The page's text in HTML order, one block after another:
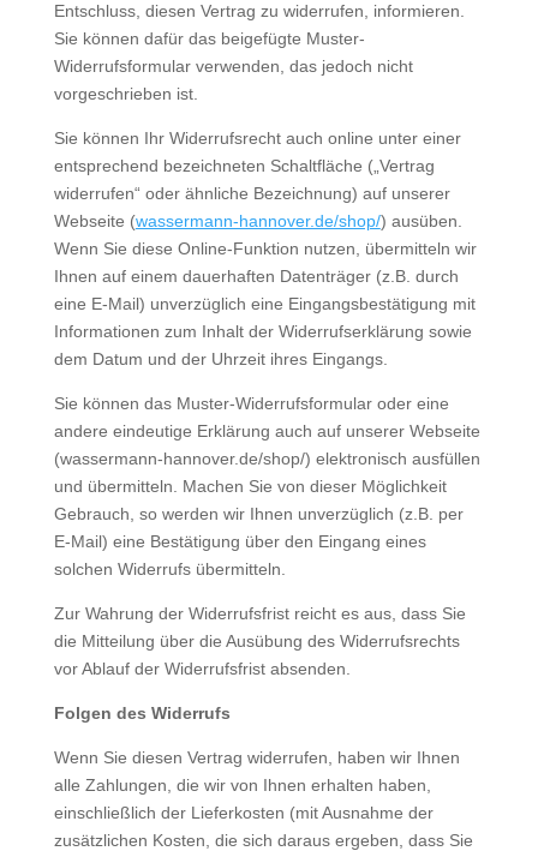
Entschluss, diesen Vertrag zu widerrufen, informieren.
Sie können dafür das beigefügte Muster-
Widerrufsformular verwenden, das jedoch nicht
vorgeschrieben ist.
Sie können Ihr Widerrufsrecht auch online unter einer
entsprechend bezeichneten Schaltfläche („Vertrag
widerrufen“ oder ähnliche Bezeichnung) auf unserer
Webseite (wassermann-hannover.de/shop/) ausüben.
Wenn Sie diese Online-Funktion nutzen, übermitteln wir
Ihnen auf einem dauerhaften Datenträger (z.B. durch
eine E-Mail) unverzüglich eine Eingangsbestätigung mit
Informationen zum Inhalt der Widerrufserklärung sowie
dem Datum und der Uhrzeit ihres Eingangs.
Sie können das Muster-Widerrufsformular oder eine
andere eindeutige Erklärung auch auf unserer Webseite
(wassermann-hannover.de/shop/) elektronisch ausfüllen
und übermitteln. Machen Sie von dieser Möglichkeit
Gebrauch, so werden wir Ihnen unverzüglich (z.B. per
E-Mail) eine Bestätigung über den Eingang eines
solchen Widerrufs übermitteln.
Zur Wahrung der Widerrufsfrist reicht es aus, dass Sie
die Mitteilung über die Ausübung des Widerrufsrechts
vor Ablauf der Widerrufsfrist absenden.
Folgen des Widerrufs
Wenn Sie diesen Vertrag widerrufen, haben wir Ihnen
alle Zahlungen, die wir von Ihnen erhalten haben,
einschließlich der Lieferkosten (mit Ausnahme der
zusätzlichen Kosten, die sich daraus ergeben, dass Sie